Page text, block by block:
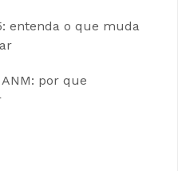
entenda o que muda
por que